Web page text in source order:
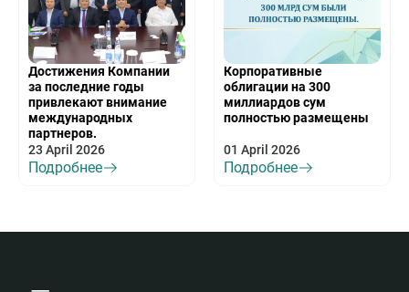
Достижения Компании
за последние годы
привлекают внимание
международных
партнеров.
23 April 2026
Подробнее
Корпоративные
облигации на 300
миллиардов сум
полностью размещены
01 April 2026
Подробнее